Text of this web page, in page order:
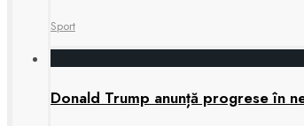
Sport
Donald Trump anunță progrese în